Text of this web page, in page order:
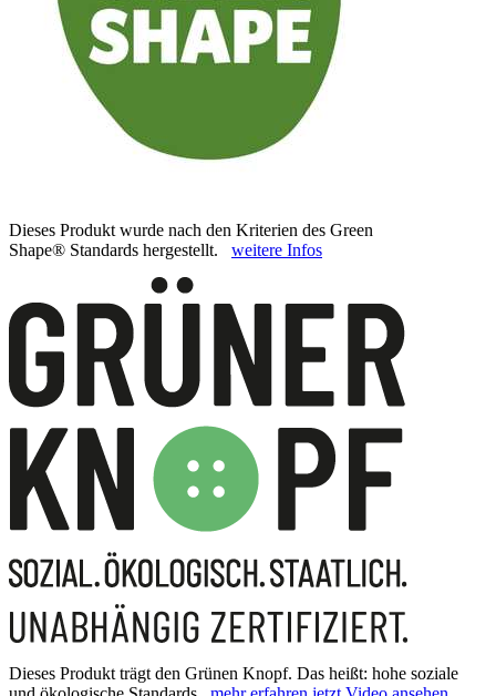
Dieses Produkt wurde nach den Kriterien des Green
Shape® Standards hergestellt. weitere Infos
Dieses Produkt trägt den Grünen Knopf. Das heißt: hohe soziale